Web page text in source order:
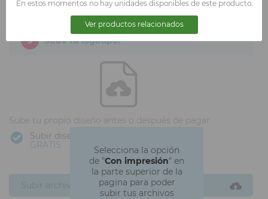
Selecciona la opción
de "Con impresión" en
la parte superior de la
pagina para poder
subir tus archivos
3 Sube tu logotipo.
Sube tu propio diseño antes o después de pagar
Subir diseño
GRATIS
Subir archivos ahora
En estos momentos no hay unidades disponibles de este producto.
Ver productos relacionados